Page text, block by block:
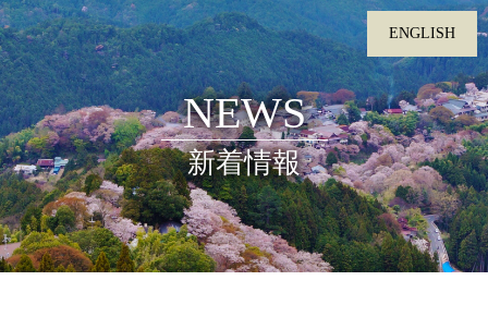
ENGLISH
MENU
お料理
温泉
NEWS
新着情報